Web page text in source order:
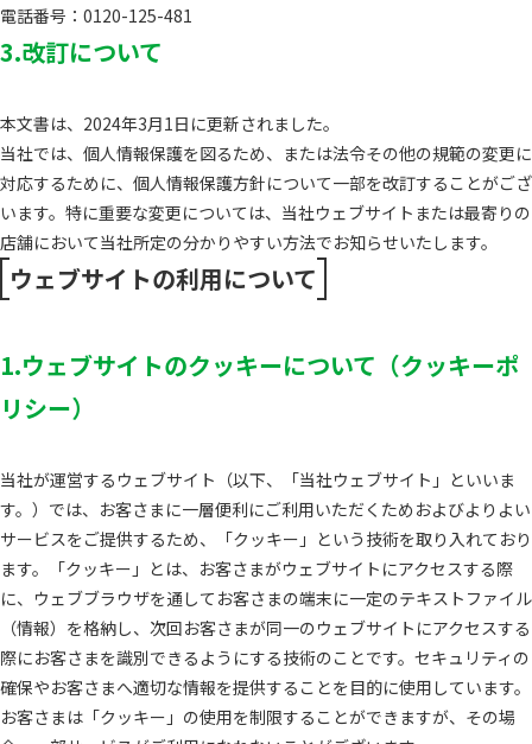
電話番号：0120-125-481
3.改訂について
本文書は、2024年3月1日に更新されました。
当社では、個人情報保護を図るため、または法令その他の規範の変更に
対応するために、個人情報保護方針について一部を改訂することがござ
います。特に重要な変更については、当社ウェブサイトまたは最寄りの
店舗において当社所定の分かりやすい方法でお知らせいたします。
ウェブサイトの利用について
1.ウェブサイトのクッキーについて（クッキーポ
リシー）
当社が運営するウェブサイト（以下、「当社ウェブサイト」といいま
す。）では、お客さまに一層便利にご利用いただくためおよびよりよい
サービスをご提供するため、「クッキー」という技術を取り入れており
ます。「クッキー」とは、お客さまがウェブサイトにアクセスする際
に、ウェブブラウザを通してお客さまの端末に一定のテキストファイル
（情報）を格納し、次回お客さまが同一のウェブサイトにアクセスする
際にお客さまを識別できるようにする技術のことです。セキュリティの
確保やお客さまへ適切な情報を提供することを目的に使用しています。
お客さまは「クッキー」の使用を制限することができますが、その場